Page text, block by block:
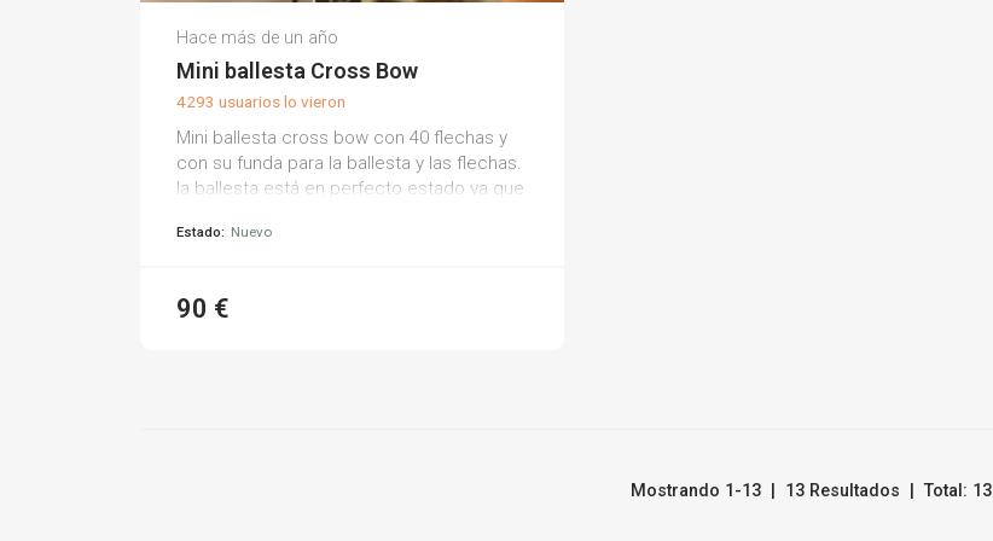
Juan Z.
(0)
Hace más de un año
Mini ballesta Cross Bow
4293 usuarios lo vieron
Mini ballesta cross bow con 40 flechas y
con su funda para la ballesta y las flechas.
la ballesta está en perfecto estado ya que
Estado: Nuevo
90 €
Mostrando 1-13 | 13 Resultados | Total: 13